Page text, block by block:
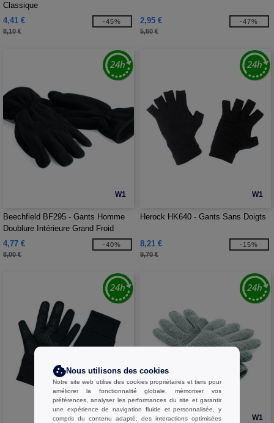
Classique
4,41 €
8,10 €
-45% 2,95 €
5,60 €
-47%
W1
Beechfield BF295 - Gants Homme
Doublure Intérieure Grand Froid
4,77 €
8,00 €
-40%
W1
Herock HK640 - Gants Sans Doigts
8,21 €
9,70 €
-15%
W1 W1
Nous utilisons des cookies
Notre site web utilise des cookies propriétaires et tiers pour
améliorer la fonctionnalité globale, mémoriser vos
préférences, analyser les performances du site et garantir
une expérience de navigation fluide et personnalisée, y
compris du contenu adapté, des interactions optimisées